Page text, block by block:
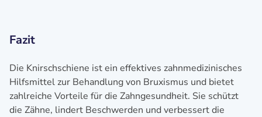
Fazit
Die Knirschschiene ist ein effektives zahnmedizinisches
Hilfsmittel zur Behandlung von Bruxismus und bietet
zahlreiche Vorteile für die Zahngesundheit. Sie schützt
die Zähne, lindert Beschwerden und verbessert die